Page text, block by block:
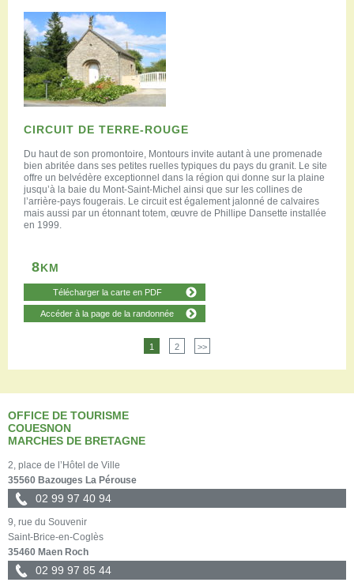
CIRCUIT DE TERRE-ROUGE
Du haut de son promontoire, Montours invite autant à une promenade
bien abritée dans ses petites ruelles typiques du pays du granit. Le site
offre un belvédère exceptionnel dans la région qui donne sur la plaine
jusqu’à la baie du Mont-Saint-Michel ainsi que sur les collines de
l’arrière-pays fougerais. Le circuit est également jalonné de calvaires
mais aussi par un étonnant totem, œuvre de Phillipe Dansette installée
en 1999.
8KM
Télécharger la carte en PDF
Accéder à la page de la randonnée
1 2 >>
OFFICE DE TOURISME
COUESNON
MARCHES DE BRETAGNE
2, place de l’Hôtel de Ville
35560 Bazouges La Pérouse
02 99 97 40 94
9, rue du Souvenir
Saint-Brice-en-Coglès
35460 Maen Roch
02 99 97 85 44